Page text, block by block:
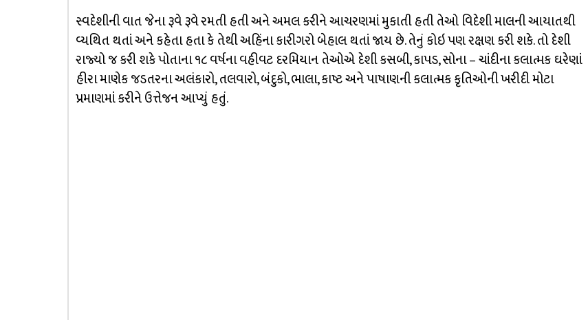
સ્વદેશીની વાત જેના રૂવે રૂવે રમતી હતી અને અમલ કરીને આચરણમાં મુકાતી હતી તેઓ વિદેશી માલની આયાતથી
વ્યથિત થતાં અને કહેતા હતા કે તેથી અહિંના કારીગરો બેહાલ થતાં જાય છે. તેનું કોઇ પણ રક્ષણ કરી શકે. તો દેશી
રાજ્યો જ કરી શકે પોતાના ૧૮ વર્ષના વહીવટ દરમિયાન તેઓએ દેશી કસબી, કાપડ, સોના – ચાંદીના કલાત્મક ઘરેણાં
હીરા માણેક જડતરના અલંકારો, તલવારો, બંદુકો, ભાલા, કાષ્ટ અને પાષાણની કલાત્મક કૃતિઓની ખરીદી મોટા
પ્રમાણમાં કરીને ઉત્તેજન આપ્યું હતું.